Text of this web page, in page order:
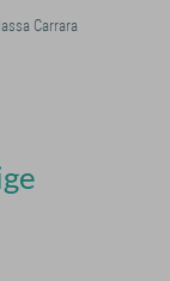
Carrara